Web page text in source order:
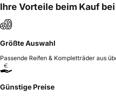
Ihre Vorteile beim Kauf bei
Größte Auswahl
Passende Reifen & Kompletträder aus
Günstige Preise